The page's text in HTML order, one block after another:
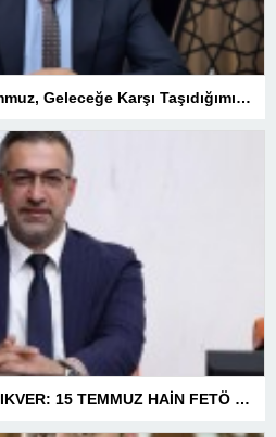
Fetih Ahmet Biçer: 15 Temmuz, Geleceğe Karşı Taşıdığımız Sorumluluğu Hatırlatan Bir Milattır
MHP Elazığ Milletvekili IŞ IKVER: 15 TEMMUZ HAİN FETÖ KALKIŞMASI TÜRKİYE’Yİ İŞGAL GİRİŞİMİDİR